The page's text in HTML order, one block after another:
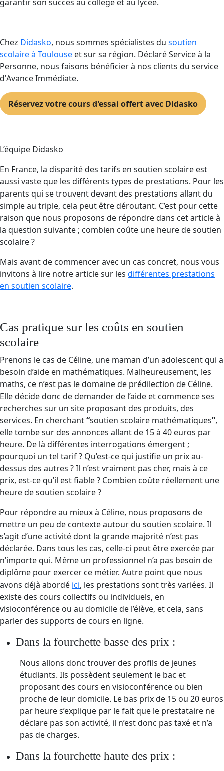
Chez Didasko, nous sommes spécialistes du soutien
scolaire à Toulouse et sur sa région. Déclaré Service à la
Personne, nous faisons bénéficier à nos clients du service
d'Avance Immédiate.
Réservez votre cours d'essai offert avec Didasko
L’équipe Didasko
En France, la disparité des tarifs en soutien scolaire est
aussi vaste que les différents types de prestations. Pour les
parents qui se trouvent devant des prestations allant du
simple au triple, cela peut être déroutant. C’est pour cette
raison que nous proposons de répondre dans cet article à
la question suivante ; combien coûte une heure de soutien
scolaire ?
Mais avant de commencer avec un cas concret, nous vous
invitons à lire notre article sur les différentes prestations
en soutien scolaire.
Cas pratique sur les coûts en soutien
scolaire
Prenons le cas de Céline, une maman d’un adolescent qui a
besoin d’aide en mathématiques. Malheureusement, les
maths, ce n’est pas le domaine de prédilection de Céline.
Elle décide donc de demander de l’aide et commence ses
recherches sur un site proposant des produits, des
services. En cherchant“soutien scolaire mathématiques”,
elle tombe sur des annonces allant de 15 à 40 euros par
heure. De là différentes interrogations émergent ;
pourquoi un tel tarif ? Qu’est-ce qui justifie un prix au-
dessus des autres ? Il n’est vraiment pas cher, mais à ce
prix, est-ce qu’il est fiable ? Combien coûte réellement une
heure de soutien scolaire ?
Pour répondre au mieux à Céline, nous proposons de
mettre un peu de contexte autour du soutien scolaire. Il
s’agit d’une activité dont la grande majorité n’est pas
déclarée. Dans tous les cas, celle-ci peut être exercée par
n’importe qui. Même un professionnel n’a pas besoin de
diplôme pour exercer ce métier. Autre point que nous
avons déjà abordé ici, les prestations sont très variées. Il
existe des cours collectifs ou individuels, en
visioconférence ou au domicile de l’élève, et cela, sans
parler des supports de cours en ligne.
Dans la fourchette basse des prix :
Nous allons donc trouver des profils de jeunes
étudiants. Ils possèdent seulement le bac et
proposant des cours en visioconférence ou bien
proche de leur domicile. Le bas prix de 15 ou 20 euros
par heure s’explique par le fait que le prestataire ne
déclare pas son activité, il n’est donc pas taxé et n’a
pas de charges.
Dans la fourchette haute des prix :